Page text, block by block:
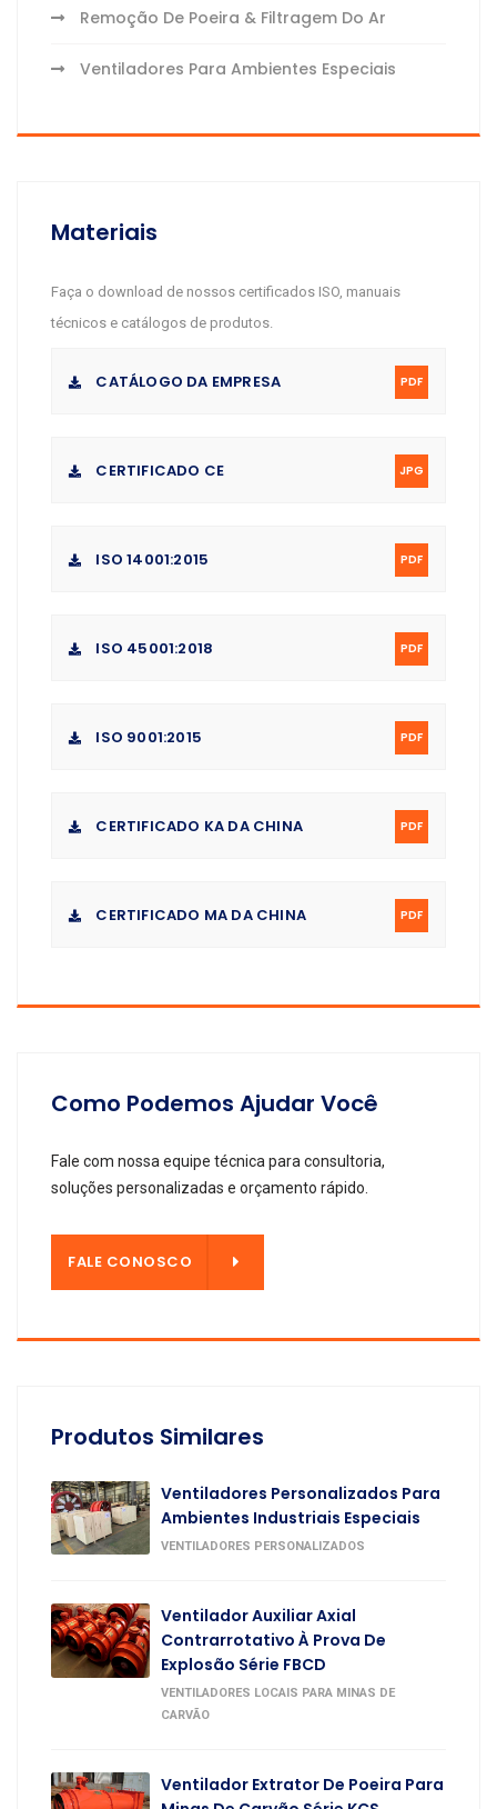
Remoção De Poeira & Filtragem Do Ar
Ventiladores Para Ambientes Especiais
Materiais
Faça o download de nossos certificados ISO, manuais
técnicos e catálogos de produtos.
CATÁLOGO DA EMPRESA PDF
CERTIFICADO CE JPG
ISO 14001:2015 PDF
ISO 45001:2018 PDF
ISO 9001:2015 PDF
CERTIFICADO KA DA CHINA PDF
CERTIFICADO MA DA CHINA PDF
Como Podemos Ajudar Você
Fale com nossa equipe técnica para consultoria,
soluções personalizadas e orçamento rápido.
FALE CONOSCO
Produtos Similares
Ventiladores Personalizados Para
Ambientes Industriais Especiais
VENTILADORES PERSONALIZADOS
Ventilador Auxiliar Axial
Contrarrotativo À Prova De
Explosão Série FBCD
VENTILADORES LOCAIS PARA MINAS DE
CARVÃO
Ventilador Extrator De Poeira Para